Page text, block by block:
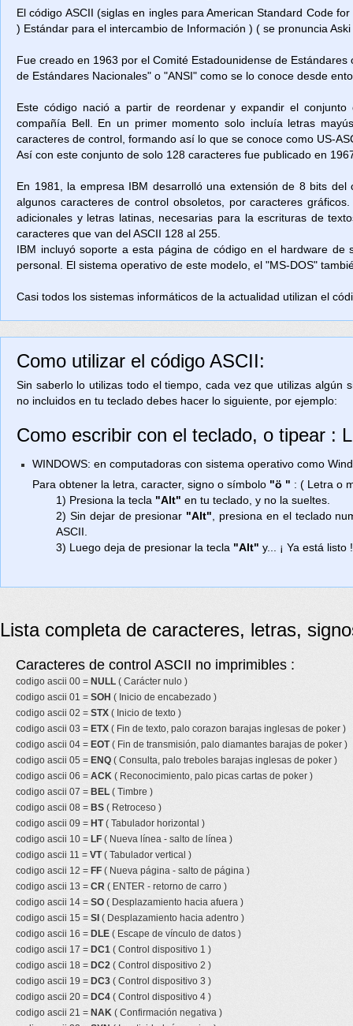
El código ASCII (siglas en ingles para American Standard Code
) Estándar para el intercambio de Información ) ( se pronuncia Aski
Fue creado en 1963 por el Comité Estadounidense de
de Estándares Nacionales" o "ANSI" como se lo conoce desde
Este código nació a partir de reordenar y expandir el
compañía Bell. En un primer momento solo incluía letras
caracteres de control, formando así lo que se conoce como US-
Así con este conjunto de solo 128 caracteres fue publicado en
En 1981, la empresa IBM desarrolló una extensión de 8 bits
algunos caracteres de control obsoletos, por caracteres
adicionales y letras latinas, necesarias para la escrituras de
caracteres que van del ASCII 128 al 255.
IBM incluyó soporte a esta página de código en el hardware
personal. El sistema operativo de este modelo, el "MS-DOS"
Casi todos los sistemas informáticos de la actualidad utilizan el
Como utilizar el código ASCII:
Sin saberlo lo utilizas todo el tiempo, cada vez que utilizas
no incluidos en tu teclado debes hacer lo siguiente, por ejemplo:
Como escribir con el teclado, o tipear :
WINDOWS: en computadoras con sistema operativo como
Para obtener la letra, caracter, signo o símbolo "ö " : ( Letra o
1) Presiona la tecla "Alt" en tu teclado, y no la sueltes.
2) Sin dejar de presionar "Alt" , presiona en el teclado
ASCII.
3) Luego deja de presionar la tecla "Alt" y... ¡ Ya está listo
Lista completa de caracteres, letras,
Caracteres de control ASCII no imprimibles :
codigo ascii 00 = NULL ( Carácter nulo )
codigo ascii 01 = SOH ( Inicio de encabezado )
codigo ascii 02 = STX ( Inicio de texto )
codigo ascii 03 = ETX ( Fin de texto, palo corazon barajas inglesas de poker )
codigo ascii 04 = EOT( Fin de transmisión, palo diamantes barajas de poker )
codigo ascii 05 = ENQ ( Consulta, palo treboles barajas inglesas de poker )
codigo ascii 06 = ACK ( Reconocimiento, palo picas cartas de poker )
codigo ascii 07 = BEL ( Timbre )
codigo ascii 08 = BS ( Retroceso )
codigo ascii 09 = HT( Tabulador horizontal )
codigo ascii 10 = LF ( Nueva línea - salto de línea )
codigo ascii 11 = VT( Tabulador vertical )
codigo ascii 12 = FF ( Nueva página - salto de página )
codigo ascii 13 = CR ( ENTER - retorno de carro )
codigo ascii 14 = SO ( Desplazamiento hacia afuera )
codigo ascii 15 = SI ( Desplazamiento hacia adentro )
codigo ascii 16 = DLE ( Escape de vínculo de datos )
codigo ascii 17 = DC1 ( Control dispositivo 1 )
codigo ascii 18 = DC2 ( Control dispositivo 2 )
codigo ascii 19 = DC3 ( Control dispositivo 3 )
codigo ascii 20 = DC4 ( Control dispositivo 4 )
codigo ascii 21 = NAK ( Confirmación negativa )